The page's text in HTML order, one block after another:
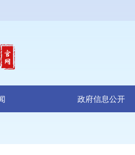
政府信息公开